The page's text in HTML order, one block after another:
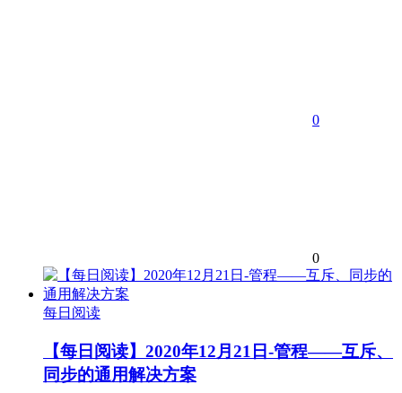
0
0
每日阅读
【每日阅读】2020年12月21日-管程——互斥、
同步的通用解决方案